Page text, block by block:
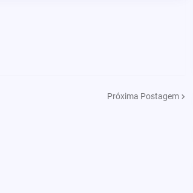
Próxima Postagem